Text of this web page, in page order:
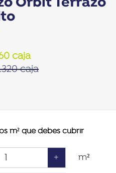
caja
caja
m² que debes cubrir
+ m²